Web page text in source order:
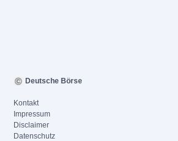
Deutsche Börse
Kontakt
Impressum
Disclaimer
Datenschutz